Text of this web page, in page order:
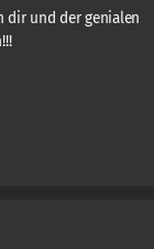
dir und der genialen